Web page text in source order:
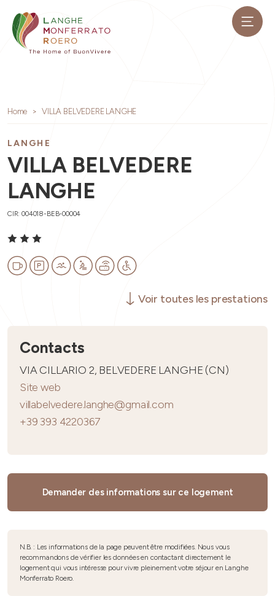
Home VILLA BELVEDERE LANGHE
LANGHE
VILLA BELVEDERE
LANGHE
CIR: 004018-BEB-00004
Voir toutes les prestations
Contacts
VIA CILLARIO 2, BELVEDERE LANGHE (CN)
Site web
villabelvedere.langhe@gmail.com
+39 393 4220367
Demander des informations sur ce logement
N.B. : Les informations de la page peuvent être modifiées. Nous vous
recommandons de vérifier les données en contactant directement le
logement qui vous intéresse pour vivre pleinement votre séjour en Langhe
Monferrato Roero.